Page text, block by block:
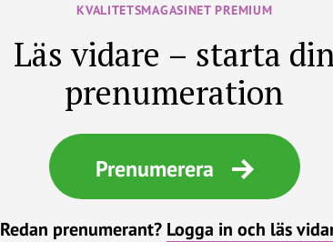
KVALITETSMAGASINET PREMIUM
Läs vidare – starta
prenumeration
Prenumerera
Redan prenumerant? Logga in och läs